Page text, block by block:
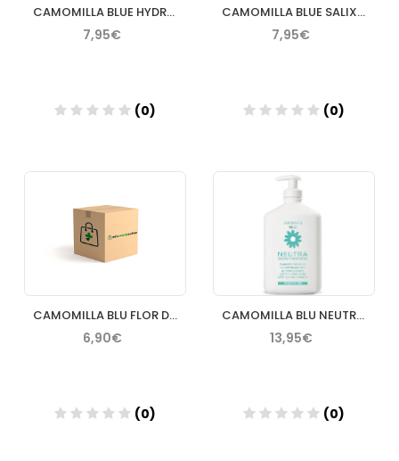
CAMOMILLA BLUE HYDRA CHAMPU HIDRATANTE 200ML
7,95€
(0)
CAMOMILLA BLUE SALIX CHAMPU PURIFICANTE 200ML
7,95€
(0)
Añadir
CAMOMILLA BLU FLOR DI CAMOMILLA GEL INTIMO 4.5 300ML
6,90€
(0)
CAMOMILLA BLU NEUTRA GEL INTOLERANTE REACTIVA 500ML
13,95€
(0)